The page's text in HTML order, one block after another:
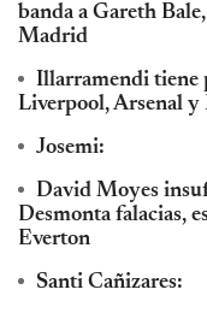
banda a Gareth
Madrid
Illarramendi tiene
Liverpool, Arsenal y
Josemi:
David Moyes
Desmonta falacias,
Everton
Santi Cañizares: